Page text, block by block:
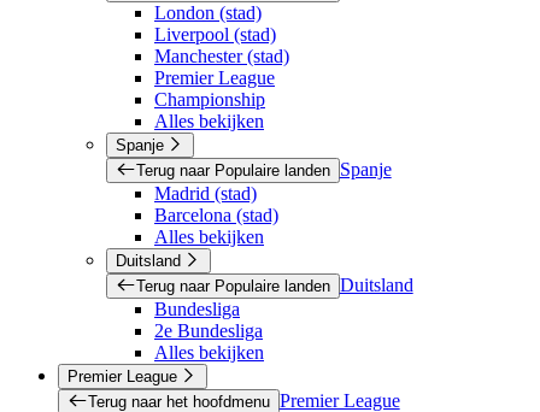
London (stad)
Liverpool (stad)
Manchester (stad)
Premier League
Championship
Alles bekijken
Spanje
Terug naar Populaire landen
Spanje
Madrid (stad)
Barcelona (stad)
Alles bekijken
Duitsland
Terug naar Populaire landen Duitsland
Bundesliga
2e Bundesliga
Alles bekijken
Premier League
Terug naar het hoofdmenu Premier League